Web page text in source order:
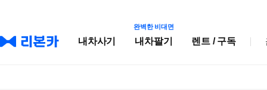
내차사기
완벽한 비대면
내차팔기 렌트 / 구독